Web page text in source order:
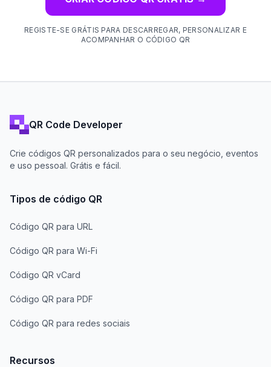
REGISTE-SE GRÁTIS PARA DESCARREGAR, PERSONALIZAR E
ACOMPANHAR O CÓDIGO QR
QR Code Developer
Crie códigos QR personalizados para o seu negócio, eventos
e uso pessoal. Grátis e fácil.
Tipos de código QR
Código QR para URL
Código QR para Wi-Fi
Código QR vCard
Código QR para PDF
Código QR para redes sociais
Recursos